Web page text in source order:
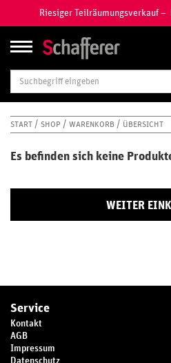
Riesiger Teilräumungsverkauf –
START SHOP WARENKORB ÜBERSICHT
Es befinden sich keine
WEITER
Service
Kontakt
AGB
Impressum
Datenschutz